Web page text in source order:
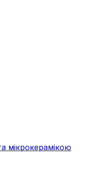
мікрокерамікою